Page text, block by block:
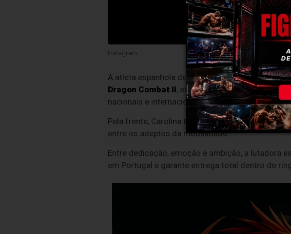
Instagram
A atleta espanhola dekickboxing Carolina Vega
Dragon Combat II, evento que terá lugar em
nacionais e internacionais.
Pela frente, Carolina terá a portuguesaMaria
entre os adeptos da modalidade.
Entre dedicação, emoção e ambição, a lutadora
em Portugal e garante entrega total dentro do